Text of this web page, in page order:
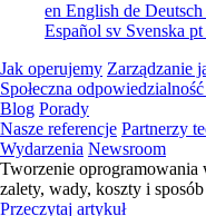
en English de Deutsch
Español sv Svenska pt
Jak operujemy Zarządzanie
Społeczna
Blog Porady
Nasze referencje Partnerzy
Wydarzenia Newsroom
Tworzenie oprogramowania
zalety, wady, koszty i
Przeczytaj artykuł